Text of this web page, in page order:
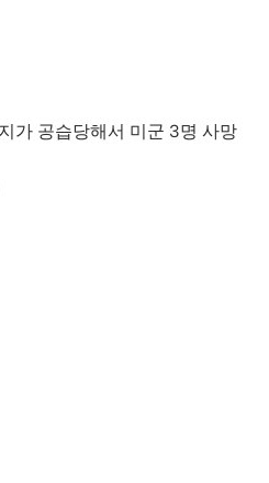
가 공습당해서 미군 3명 사망